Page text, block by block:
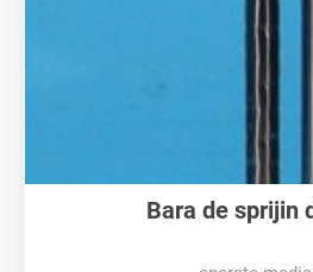
Bara de sprijin